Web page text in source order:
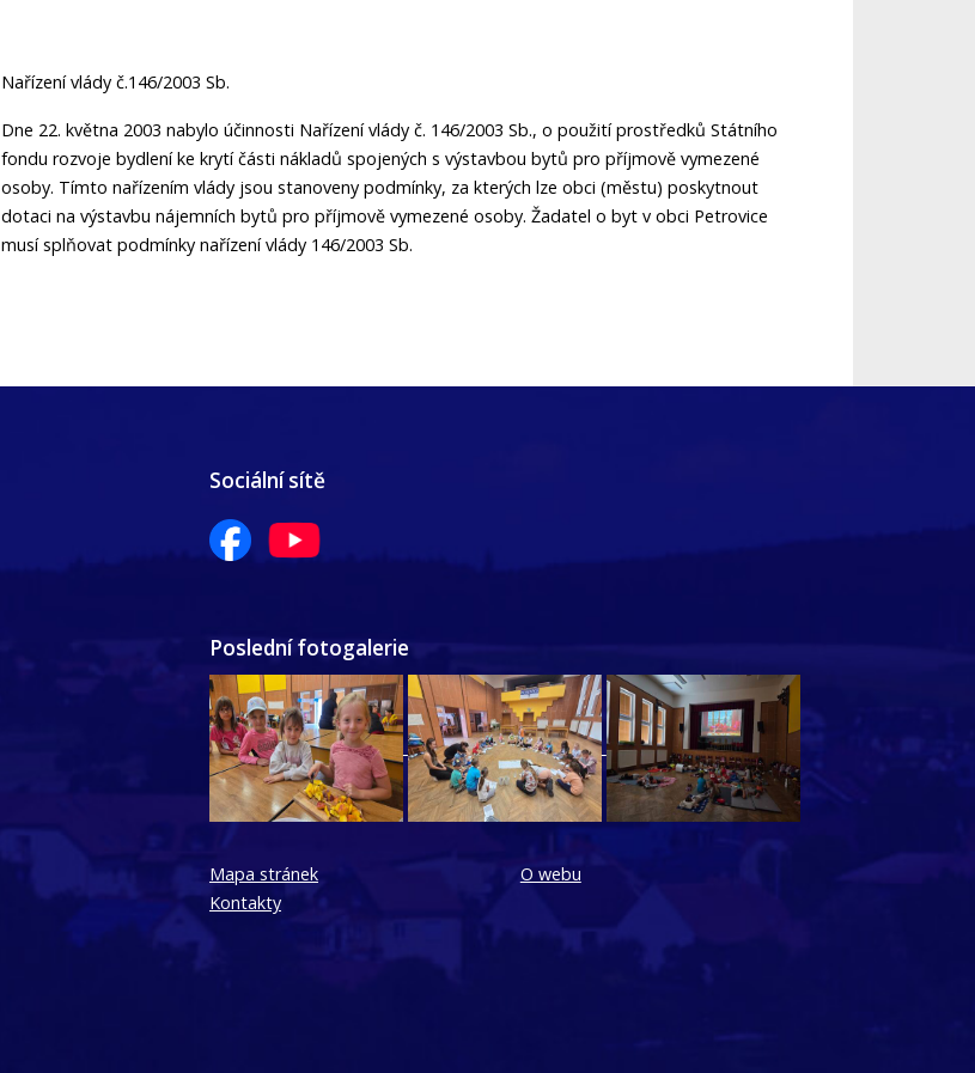
Nařízení vlády č.146/2003 Sb.
Dne 22. května 2003 nabylo účinnosti Nařízení vlády č. 146/2003 Sb., o použití prostředků Státního
fondu rozvoje bydlení ke krytí části nákladů spojených s výstavbou bytů pro příjmově vymezené
osoby. Tímto nařízením vlády jsou stanoveny podmínky, za kterých lze obci (městu) poskytnout
dotaci na výstavbu nájemních bytů pro příjmově vymezené osoby. Žadatel o byt v obci Petrovice
musí splňovat podmínky nařízení vlády 146/2003 Sb.
Sociální sítě
Poslední fotogalerie
Mapa stránek
Kontakty
O webu